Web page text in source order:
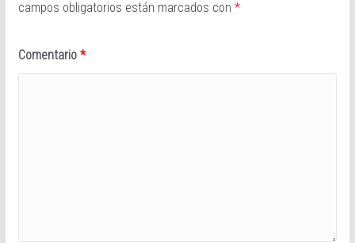
campos obligatorios están marcados con *
Comentario *